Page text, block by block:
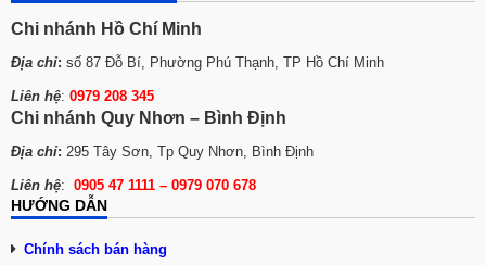
Chi nhánh Hồ Chí Minh
Địa chỉ: số 87 Đỗ Bí, Phường Phú Thạnh, TP Hồ Chí Minh
Liên hệ: 0979 208 345
Chi nhánh Quy Nhơn – Bình Định
Địa chỉ: 295 Tây Sơn, Tp Quy Nhơn, Bình Định
Liên hệ: 0905 47 1111 – 0979 070 678
HƯỚNG DẪN
Chính sách bán hàng